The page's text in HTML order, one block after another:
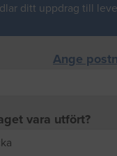
ditt uppdrag till
Ange
vara utfört?